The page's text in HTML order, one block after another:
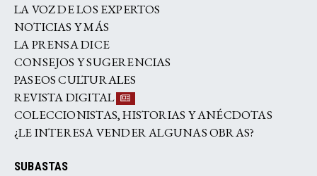
LA VOZ DE LOS EXPERTOS
NOTICIAS Y MÁS
LA PRENSA DICE
CONSEJOS Y SUGERENCIAS
PASEOS CULTURALES
REVISTA DIGITAL
COLECCIONISTAS, HISTORIAS Y ANÉCDOTAS
¿LE INTERESA VENDER ALGUNAS OBRAS?
SUBASTAS